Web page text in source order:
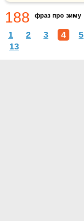
188 фраз про зиму
1 2 3 4 5
13